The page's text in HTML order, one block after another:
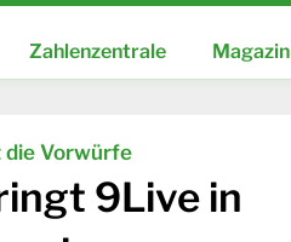
Zahlenzentrale Magazin
Vorwürfe
9Live in